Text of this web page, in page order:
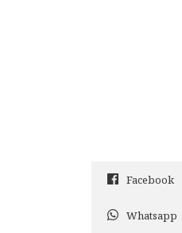
Facebook
Whatsapp